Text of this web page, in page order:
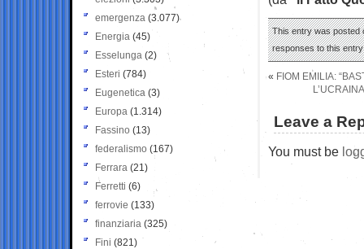
This entry was posted
responses to this
« FIOM EMILIA:
Leave a
You must be
emergenza (3.077)
Energia (45)
Esselunga (2)
Esteri (784)
Eugenetica (3)
Europa (1.314)
Fassino (13)
federalismo (167)
Ferrara (21)
Ferretti (6)
ferrovie (133)
finanziaria (325)
Fini (821)